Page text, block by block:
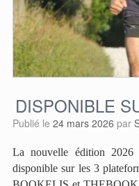
DISPONIBLE
Publié le 24 mars 2026 par
La nouvelle édition
disponible sur les 3